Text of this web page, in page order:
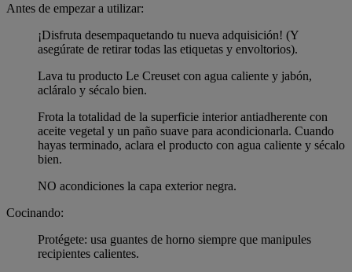
Antes de empezar a utilizar:
¡Disfruta desempaquetando tu nueva adquisición! (Y
asegúrate de retirar todas las etiquetas y envoltorios).
Lava tu producto Le Creuset con agua caliente y jabón,
acláralo y sécalo bien.
Frota la totalidad de la superficie interior antiadherente con
aceite vegetal y un paño suave para acondicionarla. Cuando
hayas terminado, aclara el producto con agua caliente y sécalo
bien.
NO acondiciones la capa exterior negra.
Cocinando:
Protégete: usa guantes de horno siempre que manipules
recipientes calientes.